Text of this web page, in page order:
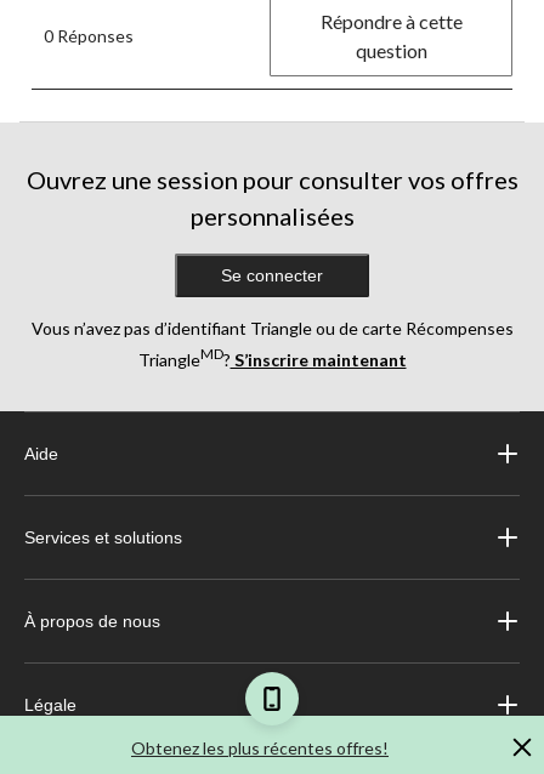
0 Réponses
Répondre à cette
question
Obtenez les plus récentes offres!
Ouvrez une session pour consulter vos offres
personnalisées
Se connecter
Vous n’avez pas d’identifiant Triangle ou de carte Récompenses
TriangleMD? S’inscrire maintenant
Aide
Services et solutions
À propos de nous
Légale